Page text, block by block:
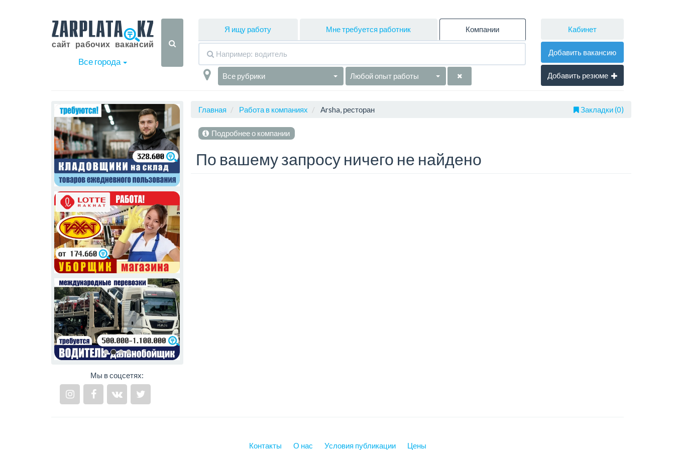
Все города
Я ищу работу Мне требуется работник Компании
Все рубрики Любой опыт работы
Кабинет
Добавить вакансию
Добавить резюме
Мы в соцсетях:
Главная Работа в компаниях Arsha, ресторан Закладки (0)
Подробнее о компании
По вашему запросу ничего не найдено
Контакты О нас Условия публикации Цены